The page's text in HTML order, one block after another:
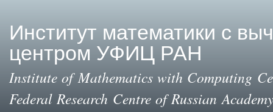
Институт математики с
центром УФИЦ РАН
Institute of Mathematics with Computing
Federal Research Centre of Russian